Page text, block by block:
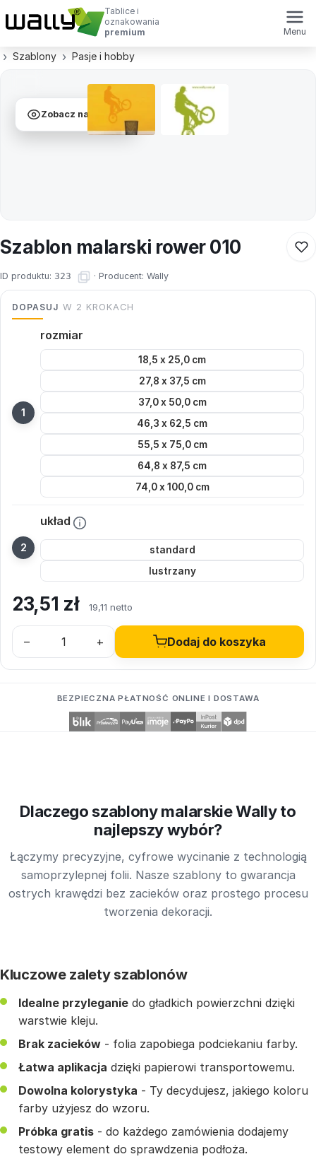
Tablice i
oznakowania
premium
Menu
Szablony Pasje i hobby
Zobacz na ścianie
Szablon malarski rower 010
ID produktu: 323 · Producent: Wally
DOPASUJ W 2 KROKACH
rozmiar
18,5 x 25,0 cm
27,8 x 37,5 cm
37,0 x 50,0 cm
46,3 x 62,5 cm
55,5 x 75,0 cm
64,8 x 87,5 cm
74,0 x 100,0 cm
układ
standard
lustrzany
23,51 zł 19,11 netto
– + Dodaj do koszyka
BEZPIECZNA PŁATNOŚĆ ONLINE I DOSTAWA
Dlaczego szablony malarskie Wally to
najlepszy wybór?
Łączymy precyzyjne, cyfrowe wycinanie z technologią
samoprzylepnej folii. Nasze szablony to gwarancja
ostrych krawędzi bez zacieków oraz prostego procesu
tworzenia dekoracji.
Kluczowe zalety szablonów
Idealne przyleganie do gładkich powierzchni dzięki
warstwie kleju.
Brak zacieków - folia zapobiega podciekaniu farby.
Łatwa aplikacja dzięki papierowi transportowemu.
Dowolna kolorystyka - Ty decydujesz, jakiego koloru
farby użyjesz do wzoru.
Próbka gratis - do każdego zamówienia dodajemy
testowy element do sprawdzenia podłoża.